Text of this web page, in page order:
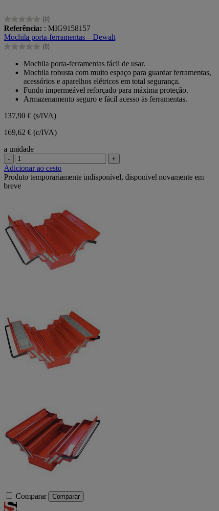
(0)
0.0
em
5
estrelas.
Referência: : MIG9158157
Mochila porta-ferramentas – Dewalt
(0)
0.0
estrelas.
Mochila porta-ferramentas fácil de usar.
Mochila robusta com muito espaço para guardar ferramentas,
acessórios e aparelhos elétricos em total segurança.
Fundo impermeável reforçado para máxima proteção.
Armazenamento seguro e fácil acesso às ferramentas.
137,90 € (s/IVA)
169,62 € (c/IVA)
a unidade
- +
Adicionar ao cesto
Produto temporariamente indisponível, disponível novamente em
breve
Comparar Comparar